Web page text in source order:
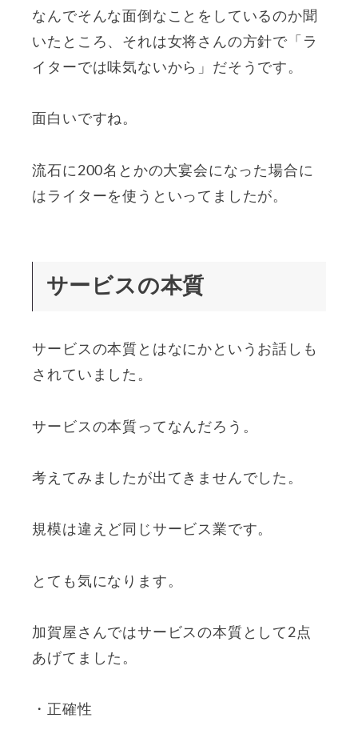
なんでそんな面倒なことをしているのか聞
いたところ、それは女将さんの方針で「ラ
イターでは味気ないから」だそうです。
面白いですね。
流石に200名とかの大宴会になった場合に
はライターを使うといってましたが。
サービスの本質
サービスの本質とはなにかというお話しも
されていました。
サービスの本質ってなんだろう。
考えてみましたが出てきませんでした。
規模は違えど同じサービス業です。
とても気になります。
加賀屋さんではサービスの本質として2点
あげてました。
・正確性